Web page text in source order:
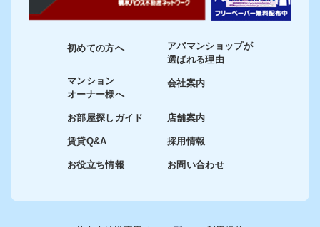
初めての方へ
マンション
オーナー様へ
お部屋探しガイド
賃貸Q&A
お役立ち情報
アパマンショップが
選ばれる理由
会社案内
店舗案内
採用情報
お問い合わせ